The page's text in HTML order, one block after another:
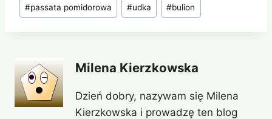
#passata pomidorowa #udka #bulion
Milena Kierzkowska
Dzień dobry, nazywam się Milena
Kierzkowska i prowadzę ten blog